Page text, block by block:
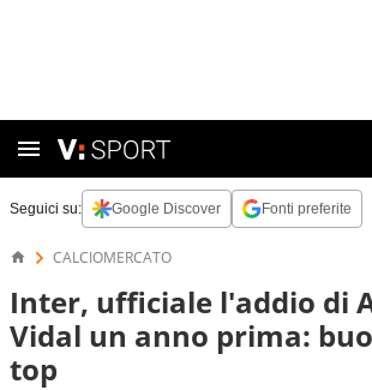
Seguici su: Google Discover Fonti preferite
CALCIOMERCATO
Inter, ufficiale l'addio di
Vidal un anno prima:
top